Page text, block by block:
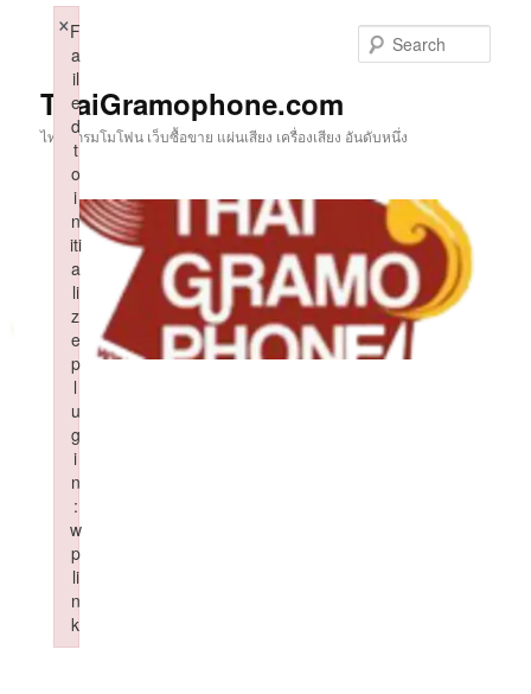
ThaiGramophone.com
ไทยแกรมโมโฟน เว็บซื้อขาย แผ่นเสียง เครื่องเสียง อันดับหนึ่ง
F
a
il
e
d
t
o
i
n
iti
a
li
z
e
p
l
u
g
i
n
:
w
p
li
n
k
×
Failed to initialize plugin: wplink